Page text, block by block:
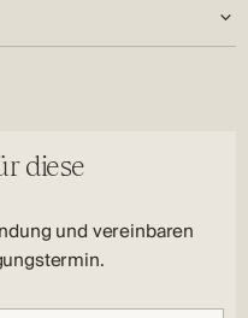
diese
und vereinbaren